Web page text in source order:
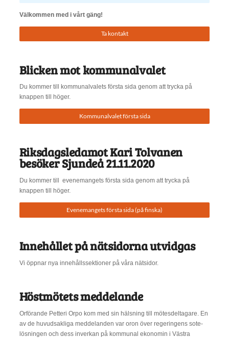
Välkommen med i vårt gäng!
Ta kontakt
Blicken mot kommunalvalet
Du kommer till kommunalvalets första sida genom att trycka på
knappen till höger.
Kommunalvalet första sida
Riksdagsledamot Kari Tolvanen
besöker Sjundeå 21.11.2020
Du kommer till evenemangets första sida genom att trycka på
knappen till höger.
Evenemangets första sida (på finska)
Innehållet på nätsidorna utvidgas
Vi öppnar nya innehållssektioner på våra nätsidor.
Höstmötets meddelande
Orförande Petteri Orpo kom med sin hälsning till mötesdeltagare. En
av de huvudsakliga meddelanden var oron över regeringens sote-
lösningen och dess inverkan på kommunal ekonomin i Västra